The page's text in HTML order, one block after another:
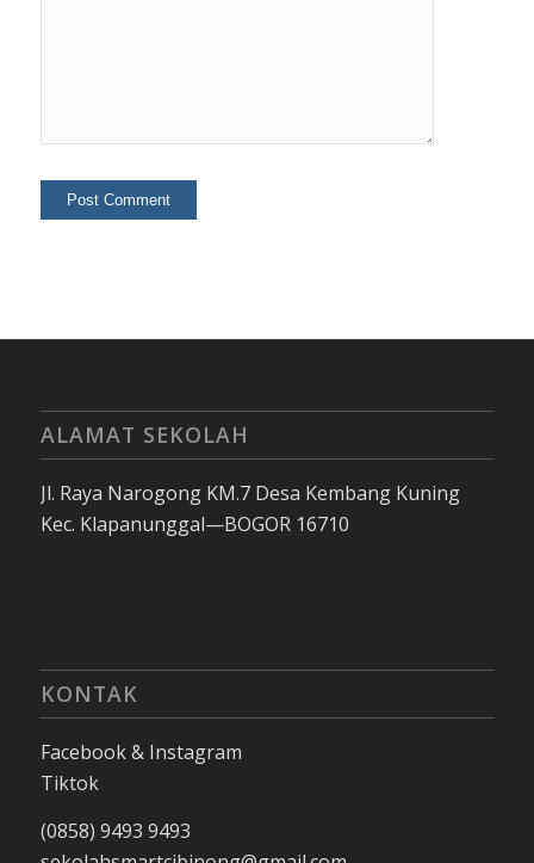
ALAMAT SEKOLAH
Jl. Raya Narogong KM.7 Desa Kembang Kuning
Kec. Klapanunggal—BOGOR 16710
KONTAK
Facebook & Instagram
Tiktok
(0858) 9493 9493